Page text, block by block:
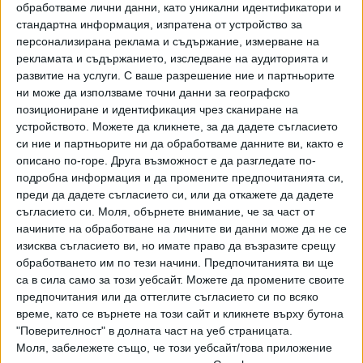
обработваме лични данни, като уникални идентификатори и
стандартна информация, изпратена от устройство за
персонализирана реклама и съдържание, измерване на
рекламата и съдържанието, изследване на аудиторията и
развитие на услуги. С ваше разрешение ние и партньорите
ни може да използваме точни данни за географско
позициониране и идентификация чрез сканиране на
устройството. Можете да кликнете, за да дадете съгласието
си ние и партньорите ни да обработваме данните ви, както е
описано по-горе. Друга възможност е да разгледате по-
подробна информация и да промените предпочитанията си,
преди да дадете съгласието си, или да откажете да дадете
съгласието си.
Моля, обърнете внимание, че за част от
начините на обработване на личните ви данни може да не се
изисква съгласието ви, но имате право да възразите срещу
обработването им по тези начини. Предпочитанията ви ще
са в сила само за този уебсайт. Можете да промените своите
предпочитания или да оттеглите съгласието си по всяко
време, като се върнете на този сайт и кликнете върху бутона
"Поверителност" в долната част на уеб страницата.
Моля, забележете също, че този уебсайт/това приложение
На родните политици не им отне дълго, за да усетят
възможностите, които им предоставя това положение,
както и за да започнат да ги експлоатират. Да започнем
с ГЕРБ.
Партията на Бойко Борисов действа активно в тази
ниша от доста време,
прикривайки се зад т.нар. Институт за дясна политика.
Неправителствената организация преди се оглавяваше
от Нено Димов - настоящ министър по околната среда в
правителството на Борисов, а сред видните й фигури се
открояват депутатът от ГЕРБ Тома Биков, зам.-
министърът на образованието Петър Николов-Зиков и
бившият шеф на „Напоителни системи” Георги
Харизанов. Институтът има солидна медийна база